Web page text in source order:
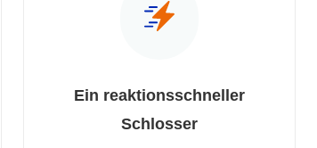
Ein reaktionsschneller
Schlosser